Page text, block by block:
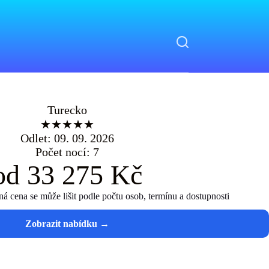
Turecko
★★★★★
Odlet: 09. 09. 2026
Počet nocí: 7
33 275 Kč
cena se může lišit podle počtu osob, termínu a dostupnosti